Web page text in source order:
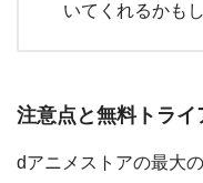
いてくれるかも
注意点と無料トライ
dアニメストアの最大の